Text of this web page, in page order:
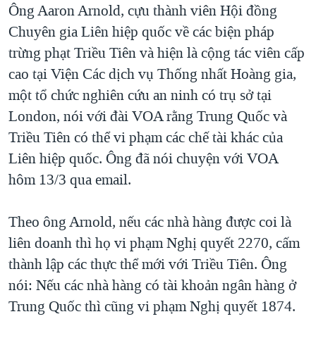
Ông Aaron Arnold, cựu thành viên Hội đồng
Chuyên gia Liên hiệp quốc về các biện pháp
trừng phạt Triều Tiên và hiện là cộng tác viên cấp
cao tại Viện Các dịch vụ Thống nhất Hoàng gia,
một tổ chức nghiên cứu an ninh có trụ sở tại
London, nói với đài VOA rằng Trung Quốc và
Triều Tiên có thể vi phạm các chế tài khác của
Liên hiệp quốc. Ông đã nói chuyện với VOA
hôm 13/3 qua email.
Theo ông Arnold, nếu các nhà hàng được coi là
liên doanh thì họ vi phạm Nghị quyết 2270, cấm
thành lập các thực thể mới với Triều Tiên. Ông
nói: Nếu các nhà hàng có tài khoản ngân hàng ở
Trung Quốc thì cũng vi phạm Nghị quyết 1874.